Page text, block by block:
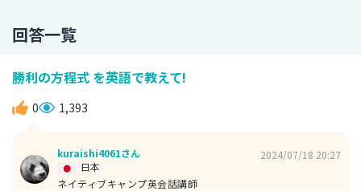
回答一覧
勝利の方程式 を英語で教えて!
0 1,393
kuraishi4061さん
ネイティブキャンプ英会話講師
日本
2024/07/18 20:27